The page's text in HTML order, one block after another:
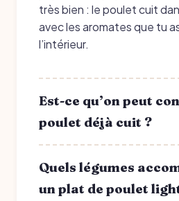
très bien : le poulet cuit
avec les aromates que tu
l’intérieur.
Est-ce qu’on peut
poulet déjà cuit ?
Quels légumes
un plat de poulet